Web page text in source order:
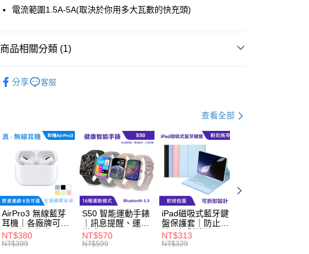
Apple Pay
Google Pay
運送方式
全家取貨付款
每筆NT$60，滿NT$499(含以上)免運費
付款後全家取貨
每筆NT$60，滿NT$499(含以上)免運費
萊爾富取貨付款
電流範圍1.5A-5A(取決於你用多大瓦數的快充頭)
商品相關分類 (1)
分享
客服
查看全部
AirPro3 無線藍芽
耳機｜各廠牌可
用、輕觸操作
NT$380
NT$399
S50 智能運動手錶
｜訊息提醒、運動
模式
NT$570
NT$599
iPad磁吸式藍牙鍵
盤保護套｜防止碰
撞、輕鬆攜帶
NT$313
NT$329